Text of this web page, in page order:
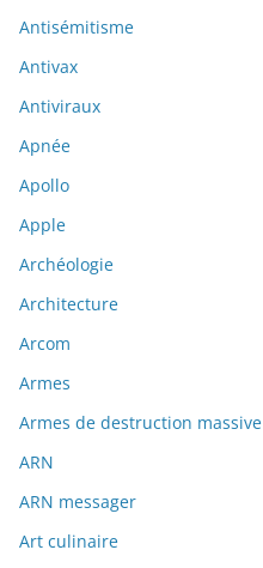
Antisémitisme
Antivax
Antiviraux
Apnée
Apollo
Apple
Archéologie
Architecture
Arcom
Armes
Armes de destruction massive
ARN
ARN messager
Art culinaire